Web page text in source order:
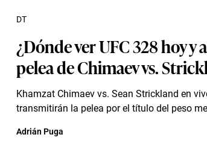
¿Dónde ver UFC 328 hoy y
pelea de Chimaev vs.
Khamzat Chimaev vs. Sean Strickland en
transmitirán la pelea por el título del peso
DT
Adrián Puga